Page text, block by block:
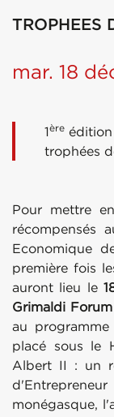
TROPHEES
mar. 18
1ère édition
trophées
Pour mettre
récompensés
Economique
première fois
auront lieu le
Grimaldi
au
placé sous le
Albert II : un
monégasque,